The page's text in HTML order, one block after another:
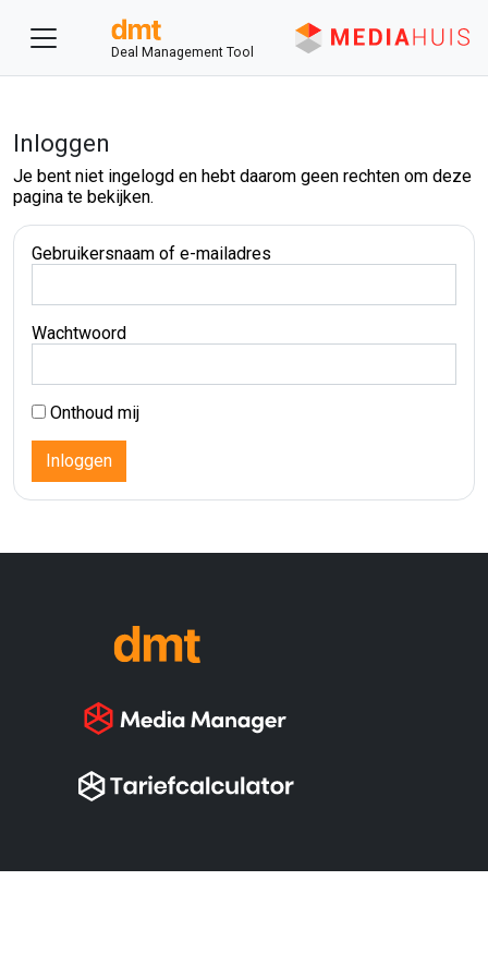
Deal Management Tool
Inloggen
Je bent niet ingelogd en hebt daarom geen rechten om deze
pagina te bekijken.
Gebruikersnaam of e-mailadres
Wachtwoord
Onthoud mij